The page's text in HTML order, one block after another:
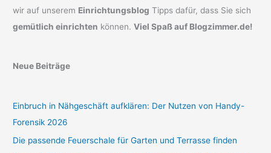
wir auf unserem Einrichtungsblog Tipps dafür, dass Sie sich
gemütlich einrichten können.Viel Spaß auf Blogzimmer.de!
Neue Beiträge
Einbruch in Nähgeschäft aufklären: Der Nutzen von Handy-
Forensik 2026
Die passende Feuerschale für Garten und Terrasse finden